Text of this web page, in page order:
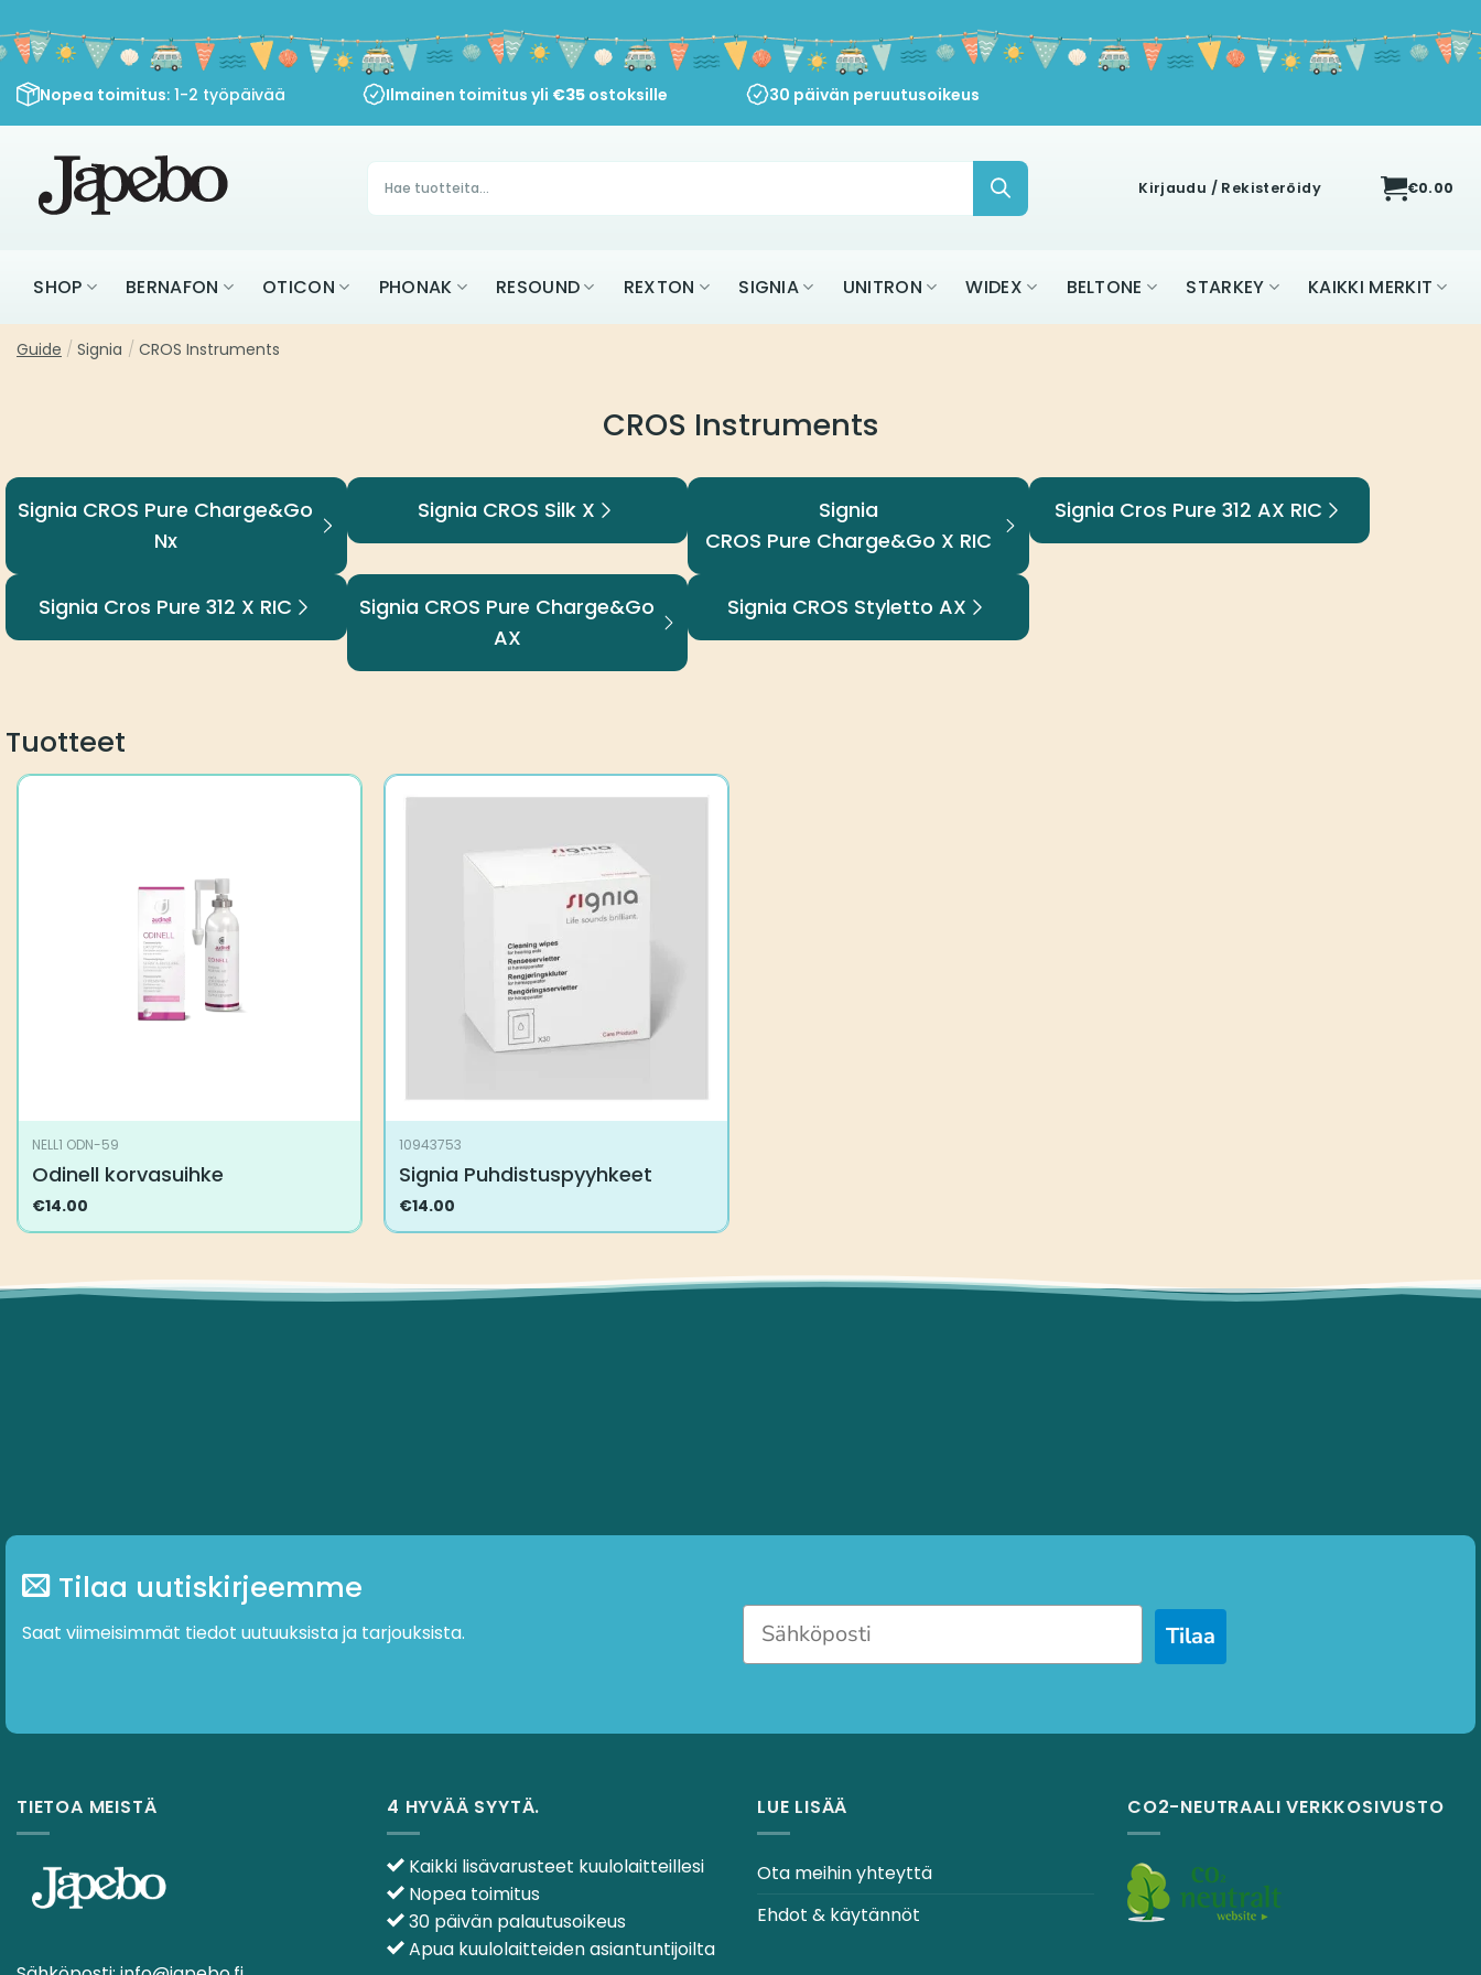
sisältöön
Nopea toimitus: 1-2 työpäivää Ilmainen toimitus yli €35 ostoksille 30 päivän peruutusoikeus
Products
search Kirjaudu / Rekisteröidy €0.00
SHOP BERNAFON OTICON PHONAK RESOUND REXTON SIGNIA UNITRON WIDEX BELTONE STARKEY KAIKKI MERKIT
Guide / Signia / CROS Instruments
CROS Instruments
Signia CROS Pure Charge&Go
Nx
Signia CROS Silk X
Signia
CROS Pure Charge&Go X RIC
Signia Cros Pure 312 AX RIC
Signia Cros Pure 312 X RIC
Signia CROS Pure Charge&Go
AX
Signia CROS Styletto AX
Tuotteet
NELL1 ODN-59
Odinell korvasuihke
€14.00
10943753
Signia Puhdistuspyyhkeet
€14.00
Tilaa uutiskirjeemme
Saat viimeisimmät tiedot uutuuksista ja tarjouksista. Tilaa
TIETOA MEISTÄ 4 HYVÄÄ SYYTÄ.
Kaikki lisävarusteet kuulolaitteillesi
Nopea toimitus
30 päivän palautusoikeus
Apua kuulolaitteiden asiantuntijoilta
LUE LISÄÄ
Ota meihin yhteyttä
Ehdot & käytännöt
CO2-NEUTRAALI VERKKOSIVUSTO